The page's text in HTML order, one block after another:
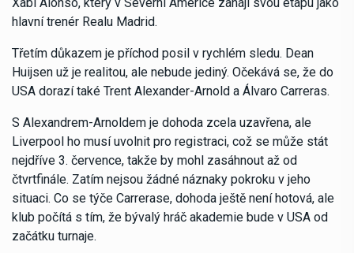
hlavní trenér Realu Madrid.
Třetím důkazem je příchod posil v rychlém sledu. Dean
Huijsen už je realitou, ale nebude jediný. Očekává se, že do
USA dorazí také Trent Alexander-Arnold a Álvaro Carreras.
S Alexandrem-Arnoldem je dohoda zcela uzavřena, ale
Liverpool ho musí uvolnit pro registraci, což se může stát
nejdříve 3. července, takže by mohl zasáhnout až od
čtvrtfinále. Zatím nejsou žádné náznaky pokroku v jeho
situaci. Co se týče Carrerase, dohoda ještě není hotová, ale
klub počítá s tím, že bývalý hráč akademie bude v USA od
začátku turnaje.